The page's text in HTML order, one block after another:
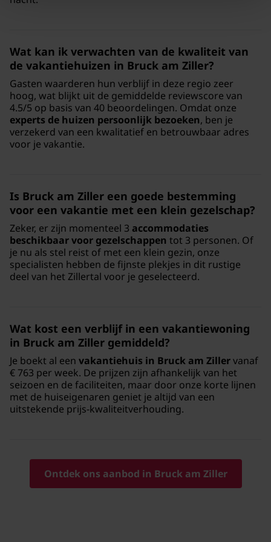
Wat kan ik verwachten van de kwaliteit van
de vakantiehuizen in Bruck am Ziller?
Gasten waarderen hun verblijf in deze regio zeer
hoog, wat blijkt uit de gemiddelde reviewscore van
4.5/5 op basis van 40 beoordelingen. Omdat onze
experts de huizen persoonlijk bezoeken, ben je
verzekerd van een kwalitatief en betrouwbaar adres
voor je vakantie.
Is Bruck am Ziller een goede bestemming
voor een vakantie met een klein gezelschap?
Zeker, er zijn momenteel 3 accommodaties
beschikbaar voor gezelschappen tot 3 personen. Of
je nu als stel reist of met een klein gezin, onze
specialisten hebben de fijnste plekjes in dit rustige
deel van het Zillertal voor je geselecteerd.
Wat kost een verblijf in een vakantiewoning
in Bruck am Ziller gemiddeld?
Je boekt al een vakantiehuis in Bruck am Zillervanaf
€ 763 per week. De prijzen zijn afhankelijk van het
seizoen en de faciliteiten, maar door onze korte lijnen
met de huiseigenaren geniet je altijd van een
uitstekende prijs-kwaliteitverhouding.
Ontdek ons aanbod in Bruck am Ziller